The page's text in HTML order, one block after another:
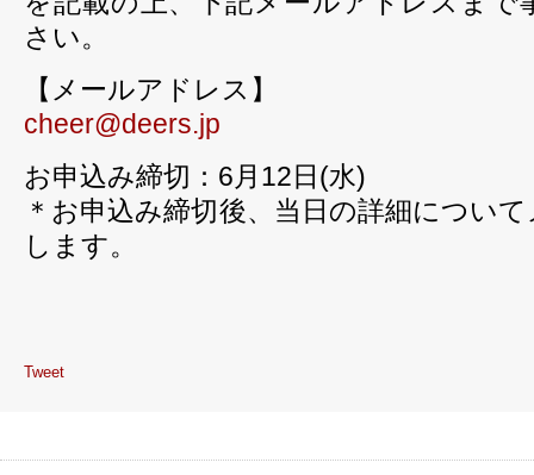
さい。
【メールアドレス】
cheer@deers.jp
お申込み締切：6月12日(水)
＊お申込み締切後、当日の詳細につい
します。
Tweet